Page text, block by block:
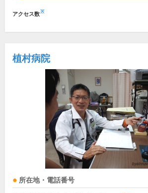
アクセス数※
植村病院
所在地・電話番号